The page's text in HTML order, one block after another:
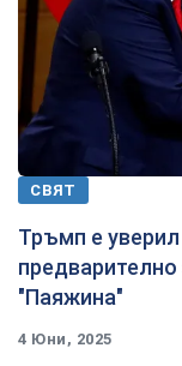
СВЯТ
Тръмп е уверил
предварително
"Паяжина"
4 Юни, 2025